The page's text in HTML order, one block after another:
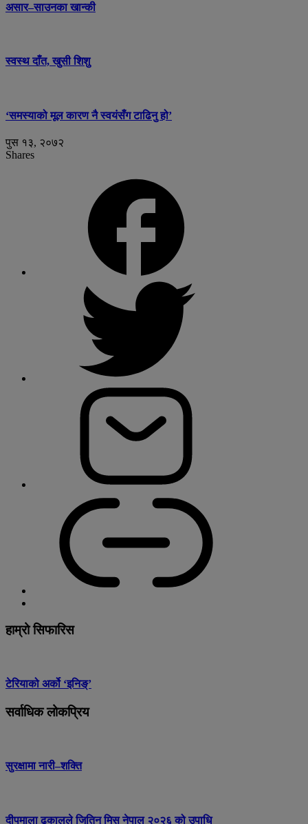
असार–साउनका खान्की
स्वस्थ दाँत, खुसी शिशु
‘समस्याको मूल कारण नै स्वयंसँग टाढिनु हो’
पुस १३, २०७२
Shares
हाम्रो सिफारिस
टेरियाको अर्को ‘इनिङ्’
सर्वाधिक लोकप्रिय
सुरक्षामा नारी–शक्ति
दीपमाला ढकालले जितिन् मिस नेपाल २०२६ को उपाधि